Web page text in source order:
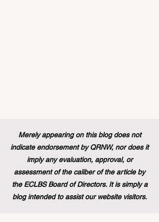
Merely appearing on this blog does not
indicate endorsement by QRNW, nor does it
imply any evaluation, approval, or
assessment of the caliber of the article by
the ECLBS Board of Directors. It is simply a
blog intended to assist our website visitors.